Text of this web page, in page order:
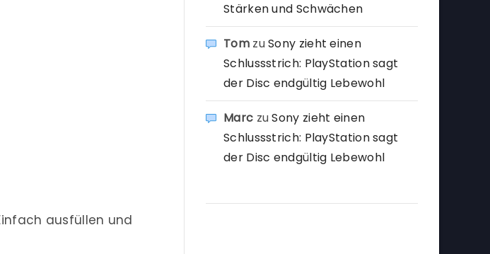
ausfüllen und
Stärken und Schwächen
TomzuSony zieht einen
Schlussstrich: PlayStation sagt
der Disc endgültig Lebewohl
Marc zuSony zieht einen
Schlussstrich: PlayStation sagt
der Disc endgültig Lebewohl